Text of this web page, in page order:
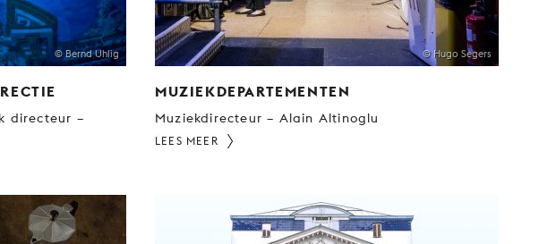
© Bernd Uhlig
directeur –
© Hugo Segers
MUZIEKDEPARTEMENTEN
Muziekdirecteur – Alain Altinoglu
LEES MEER